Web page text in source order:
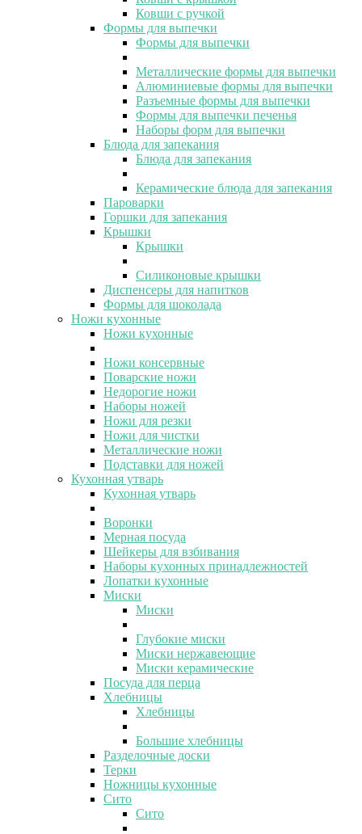
Ковши с ручкой
Формы для выпечки
Формы для выпечки
Металлические формы для выпечки
Алюминиевые формы для выпечки
Разъемные формы для выпечки
Формы для выпечки печенья
Наборы форм для выпечки
Блюда для запекания
Блюда для запекания
Керамические блюда для запекания
Пароварки
Горшки для запекания
Крышки
Крышки
Силиконовые крышки
Диспенсеры для напитков
Формы для шоколада
Ножи кухонные
Ножи кухонные
Ножи консервные
Поварские ножи
Недорогие ножи
Наборы ножей
Ножи для резки
Ножи для чистки
Металлические ножи
Подставки для ножей
Кухонная утварь
Кухонная утварь
Воронки
Мерная посуда
Шейкеры для взбивания
Наборы кухонных принадлежностей
Лопатки кухонные
Миски
Миски
Глубокие миски
Миски нержавеющие
Миски керамические
Посуда для перца
Хлебницы
Хлебницы
Большие хлебницы
Разделочные доски
Терки
Ножницы кухонные
Сито
Сито